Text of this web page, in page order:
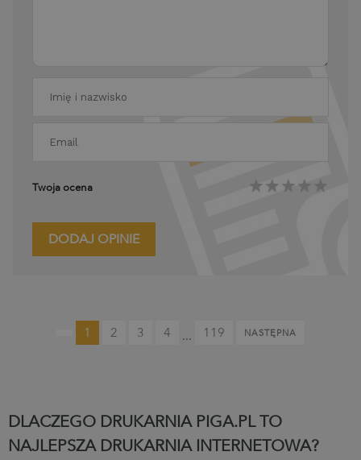
Twoja ocena
DODAJ OPINIE
1 2 3 4 ... 119 NASTĘPNA
DLACZEGO DRUKARNIA PIGA.PL TO
NAJLEPSZA DRUKARNIA INTERNETOWA?